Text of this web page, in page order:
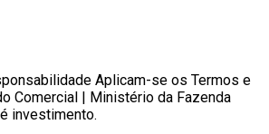
Aplicam-se os Termos e
Comercial | Ministério da Fazenda
investimento.